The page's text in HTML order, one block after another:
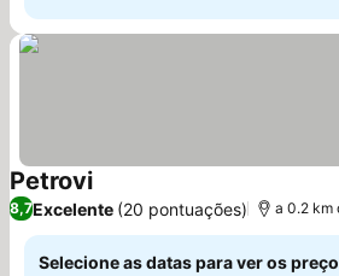
PetroviVer preços
8,7Excelente (20 pontuações) a 0.2 km
Selecione as datas para ver os